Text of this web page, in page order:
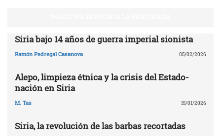
Siria bajo 14 años de guerra imperial sionista
Ramón Pedregal Casanova 05/02/2026
Alepo, limpieza étnica y la crisis del Estado-
nación en Siria
M. Tas 15/01/2026
Siria, la revolución de las barbas recortadas